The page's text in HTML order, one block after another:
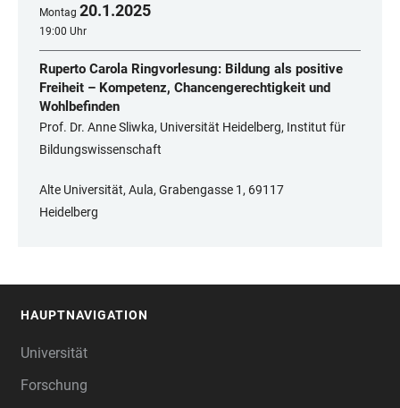
Montag 20.1.2025
19:00 Uhr
Ruperto Carola Ringvorlesung: Bildung als positive
Freiheit – Kompetenz, Chancengerechtigkeit und
Wohlbefinden
Prof. Dr. Anne Sliwka, Universität Heidelberg, Institut für
Bildungswissenschaft
Alte Universität, Aula, Grabengasse 1, 69117
Heidelberg
HAUPTNAVIGATION
Universität
Forschung